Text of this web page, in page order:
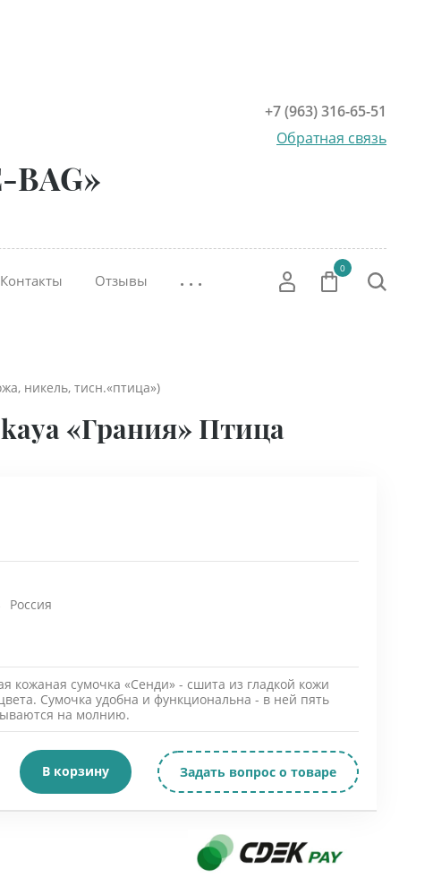
+7 (963) 316-65-51
Обратная связь
Контакты Отзывы . . .
0
никель, тисн.«птица»)
«Грания» Птица
Россия
кожаная сумочка «Сенди» - сшита из гладкой кожи
Сумочка удобна и функциональна - в ней пять
на молнию.
В корзину Задать вопрос о товаре